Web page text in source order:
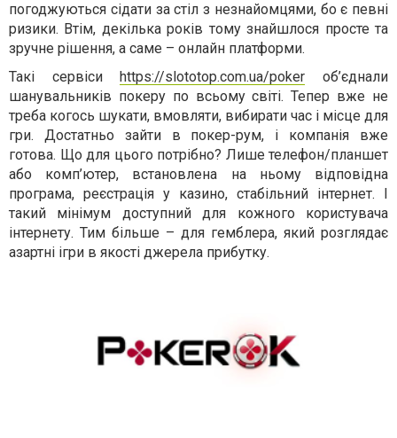
погоджуються сідати за стіл з незнайомцями, бо є певні
ризики. Втім, декілька років тому знайшлося просте та
зручне рішення, а саме – онлайн платформи.
Такі сервісиhttps://slototop.com.ua/poker об’єднали
шанувальників покеру по всьому світі. Тепер вже не
треба когось шукати, вмовляти, вибирати час і місце для
гри. Достатньо зайти в покер-рум, і компанія вже
готова. Що для цього потрібно? Лише телефон/планшет
або комп’ютер, встановлена на ньому відповідна
програма, реєстрація у казино, стабільний інтернет. І
такий мінімум доступний для кожного користувача
інтернету. Тим більше – для гемблера, який розглядає
азартні ігри в якості джерела прибутку.